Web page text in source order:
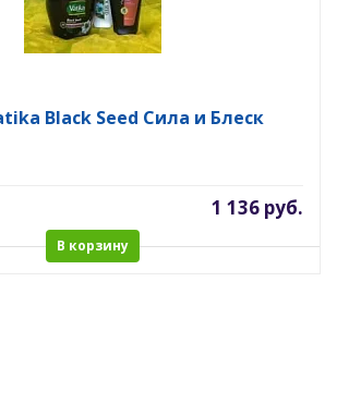
Black Seed Сила и Блеск
1 136 руб.
В корзину